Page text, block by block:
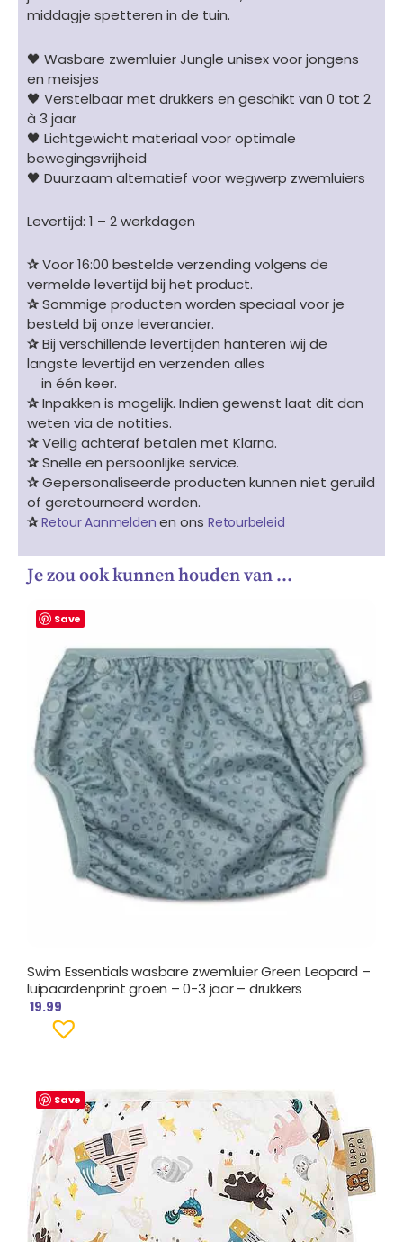
middagje spetteren in de tuin.
🖤 Wasbare zwemluier Jungle unisex voor jongens
en meisjes
🖤 Verstelbaar met drukkers en geschikt van 0 tot 2
à 3 jaar
🖤 Lichtgewicht materiaal voor optimale
bewegingsvrijheid
🖤 Duurzaam alternatief voor wegwerp zwemluiers
Levertijd: 1 – 2 werkdagen
✰Voor 16:00 bestelde verzending volgens de
vermelde levertijd bij het product.
✰Sommige producten worden speciaal voor je
besteld bij onze leverancier.
✰Bij verschillende levertijden hanteren wij de
langste levertijd en verzenden alles
in één keer.
✰Inpakken is mogelijk. Indien gewenst laat dit dan
weten via de notities.
✰Veilig achteraf betalen met Klarna.
✰Snelle en persoonlijke service.
✰Gepersonaliseerde producten kunnen niet geruild
of geretourneerd worden.
✰Retour Aanmelden en ons Retourbeleid
Je zou ook kunnen houden van …
Save
Swim Essentials wasbare zwemluier Green Leopard –
luipaardenprint groen – 0-3 jaar – drukkers
19.99
Save